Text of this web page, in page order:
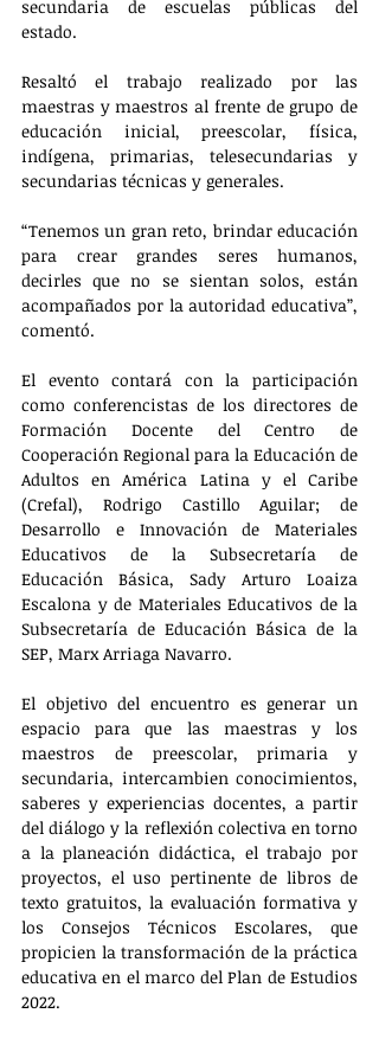
secundaria de escuelas públicas del
estado.
Resaltó el trabajo realizado por las
maestras y maestros al frente de grupo de
educación inicial, preescolar, física,
indígena, primarias, telesecundarias y
secundarias técnicas y generales.
“Tenemos un gran reto, brindar educación
para crear grandes seres humanos,
decirles que no se sientan solos, están
acompañados por la autoridad educativa”,
comentó.
El evento contará con la participación
como conferencistas de los directores de
Formación Docente del Centro de
Cooperación Regional para la Educación de
Adultos en América Latina y el Caribe
(Crefal), Rodrigo Castillo Aguilar; de
Desarrollo e Innovación de Materiales
Educativos de la Subsecretaría de
Educación Básica, Sady Arturo Loaiza
Escalona y de Materiales Educativos de la
Subsecretaría de Educación Básica de la
SEP, Marx Arriaga Navarro.
El objetivo del encuentro es generar un
espacio para que las maestras y los
maestros de preescolar, primaria y
secundaria, intercambien conocimientos,
saberes y experiencias docentes, a partir
del diálogo y la reflexión colectiva en torno
a la planeación didáctica, el trabajo por
proyectos, el uso pertinente de libros de
texto gratuitos, la evaluación formativa y
los Consejos Técnicos Escolares, que
propicien la transformación de la práctica
educativa en el marco del Plan de Estudios
2022.